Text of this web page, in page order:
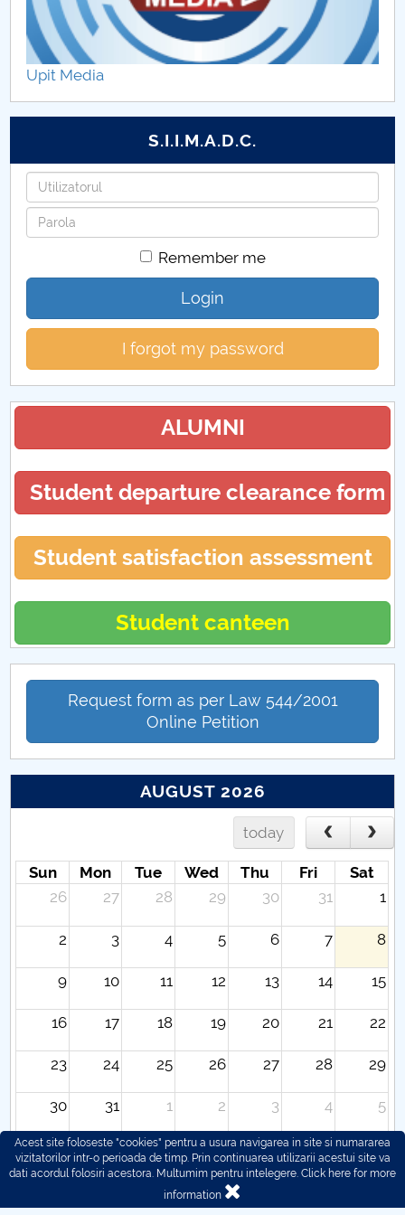
Upit Media
S.I.I.M.A.D.C.
Username
Password
Remember me
Login
I forgot my password
ALUMNI
Student departure clearance form
Student satisfaction assessment
Student canteen
Request form as per Law 544/2001
Online Petition
AUGUST 2026
today
Sun Mon Tue Wed Thu Fri
Sat
26
27 28 29 30 31 1
2 3 4 5 6 7 8
9 10 11 12 13 14 15
16 17 18 19 20 21 22
23 24 25 26 27 28 29
30 31 1 2 3 4 5
Acest site foloseste "cookies" pentru a usura navigarea in site si numararea
vizitatorilor intr-o perioada de timp. Prin continuarea utilizarii acestui site va
dati acordul folosiri acestora. Multumim pentru intelegere. Click here for more
information